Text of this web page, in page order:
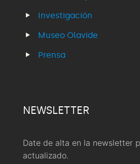
Investigación
Museo Olavide
Prensa
NEWSLETTER
Date de alta en la newsletter
actualizado.